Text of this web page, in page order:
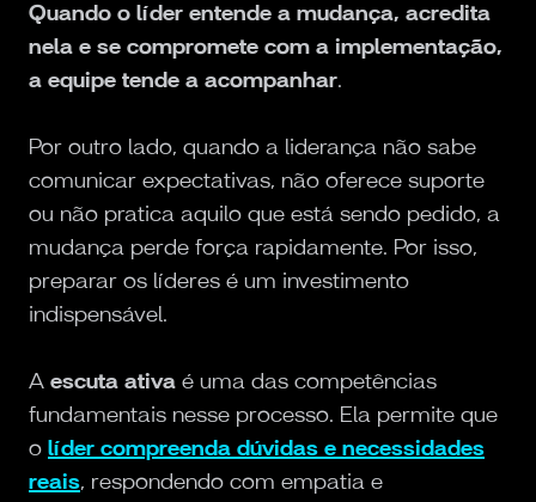
Quando o líder entende a mudança, acredita
nela e se compromete com a implementação,
a equipe tende a acompanhar.
Por outro lado, quando a liderança não sabe
comunicar expectativas, não oferece suporte
ou não pratica aquilo que está sendo pedido, a
mudança perde força rapidamente. Por isso,
preparar os líderes é um investimento
indispensável.
A escuta ativa é uma das competências
fundamentais nesse processo. Ela permite que
o líder compreenda dúvidas e necessidades
reais, respondendo com empatia e